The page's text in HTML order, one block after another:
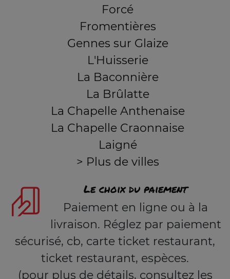
Forcé
Fromentières
Gennes sur Glaize
L'Huisserie
La Baconnière
La Brûlatte
La Chapelle Anthenaise
La Chapelle Craonnaise
Laigné
> Plus de villes
Le choix du paiement
Paiement en ligne ou à la
livraison. Réglez par paiement
sécurisé, cb, carte ticket restaurant,
ticket restaurant, espèces.
(pour plus de détails, consultez les